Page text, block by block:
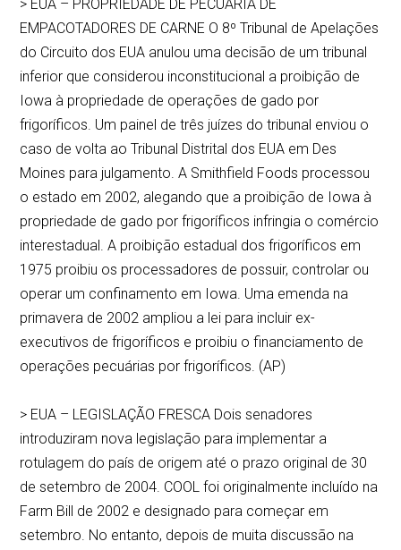
> EUA – PROPRIEDADE DE PECUÁRIA DE
EMPACOTADORES DE CARNE O 8º Tribunal de Apelações
do Circuito dos EUA anulou uma decisão de um tribunal
inferior que considerou inconstitucional a proibição de
Iowa à propriedade de operações de gado por
frigoríficos. Um painel de três juízes do tribunal enviou o
caso de volta ao Tribunal Distrital dos EUA em Des
Moines para julgamento. A Smithfield Foods processou
o estado em 2002, alegando que a proibição de Iowa à
propriedade de gado por frigoríficos infringia o comércio
interestadual. A proibição estadual dos frigoríficos em
1975 proibiu os processadores de possuir, controlar ou
operar um confinamento em Iowa. Uma emenda na
primavera de 2002 ampliou a lei para incluir ex-
executivos de frigoríficos e proibiu o financiamento de
operações pecuárias por frigoríficos. (AP)
> EUA – LEGISLAÇÃO FRESCA Dois senadores
introduziram nova legislação para implementar a
rotulagem do país de origem até o prazo original de 30
de setembro de 2004. COOL foi originalmente incluído na
Farm Bill de 2002 e designado para começar em
setembro. No entanto, depois de muita discussão na